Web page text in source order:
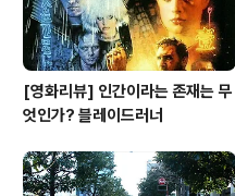
[영화리뷰] 인간이라는 존재는 무
엇인가? 블레이드러너